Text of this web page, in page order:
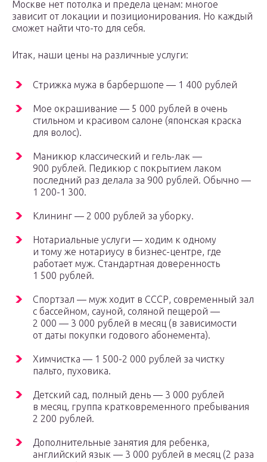
Москве нет потолка и предела ценам: многое
зависит от локации и позиционирования. Но каждый
сможет найти что-то для себя.⠀
Итак, наши цены на различные услуги:⠀
Стрижка мужа в барбершопе — 1 400 рублей
Мое окрашивание — 5 000 рублей в очень
стильном и красивом салоне (японская краска
для волос).⠀
Маникюр классический и гель-лак —
900 рублей. Педикюр с покрытием лаком
последний раз делала за 900 рублей. Обычно —
1 200-1 300.
Клининг — 2 000 рублей за уборку.
Нотариальные услуги — ходим к одному
и тому же нотариусу в бизнес-центре, где
работает муж. Стандартная доверенность
1 500 рублей.
Спортзал — муж ходит в СССР, современный зал
с бассейном, сауной, соляной пещерой —
2 000 — 3 000 рублей в месяц (в зависимости
от даты покупки годового абонемента).
Химчистка — 1 500-2 000 рублей за чистку
пальто, пуховика.
Детский сад, полный день — 3 000 рублей
в месяц, группа кратковременного пребывания
2 200 рублей.
Дополнительные занятия для ребенка,
английский язык — 3 000 рублей в месяц (2 раза